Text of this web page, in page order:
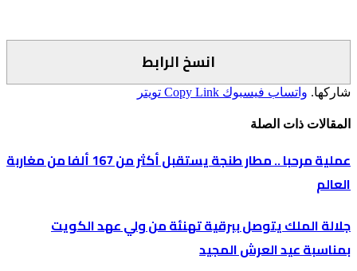
انسخ الرابط
شاركها. واتساب فيسبوك Copy Link تويتر
المقالات ذات الصلة
عملية مرحبا .. مطار طنجة يستقبل أكثر من 167 ألفا من مغاربة
العالم
جلالة الملك يتوصل ببرقية تهنئة من ولي عهد الكويت
بمناسبة عيد العرش المجيد